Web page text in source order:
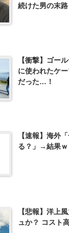
続けた男の末路
【衝撃】ゴー
に使われたケ
だった…！
【速報】海外
る？」→結果ｗ
【悲報】洋上
ュか？ コスト